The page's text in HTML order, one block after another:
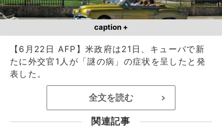
caption +
【6月22日 AFP】米政府は21日、キューバで新
たに外交官1人が「謎の病」の症状を呈したと発
表した。
全文を読む >
関連記事